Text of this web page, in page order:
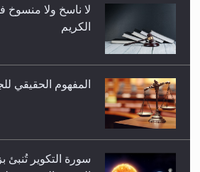
هل يجوز فتح
للمحجبات وغير
لا ناسخ ولا منسوخ
الكريم
المفهوم الحقيقي
سورة التكوير تُنبئ